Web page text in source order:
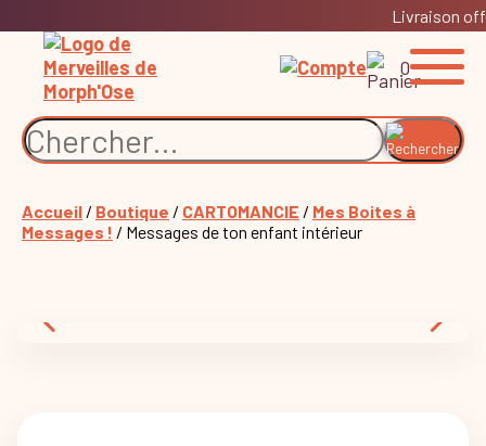
Livraison
0
Accueil / Boutique / CARTOMANCIE / Mes Boites à
Messages ! / Messages de ton enfant intérieur